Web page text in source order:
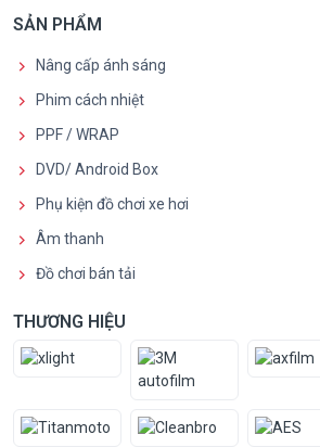
SẢN PHẨM
Nâng cấp ánh sáng
Phim cách nhiệt
PPF / WRAP
DVD/ Android Box
Phụ kiện đồ chơi xe hơi
Âm thanh
Đồ chơi bán tải
THƯƠNG HIỆU